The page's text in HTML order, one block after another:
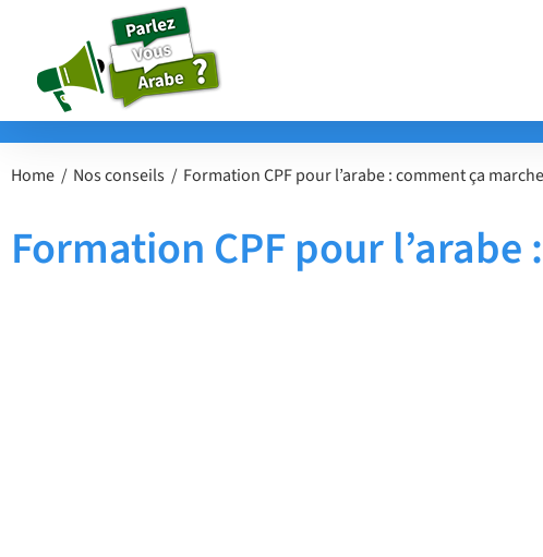
contenu
Home Nos conseils Formation CPF pour l’arabe : comment ça
Formation CPF pour